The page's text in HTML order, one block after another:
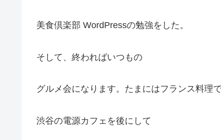
美食倶楽部 WordPressの勉強をした。
そして、終わればいつもの
グルメ会になります。たまにはフランス料理
渋谷の電源カフェを後にして